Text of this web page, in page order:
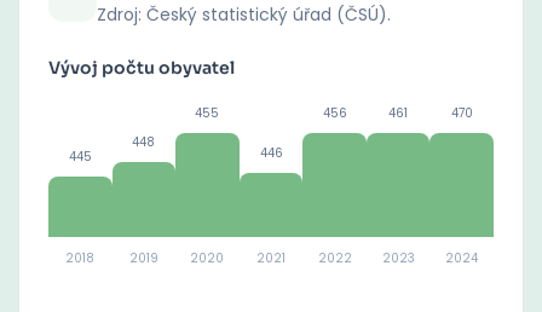
Zdroj: Český statistický úřad (ČSÚ).
Vývoj počtu obyvatel
445
2018
448
2019
455
2020
446
2021
456
2022
461
2023
470
2024